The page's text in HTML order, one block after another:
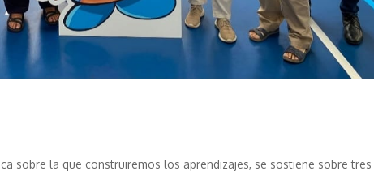
sobre la que construiremos los aprendizajes, se sostiene sobre tres